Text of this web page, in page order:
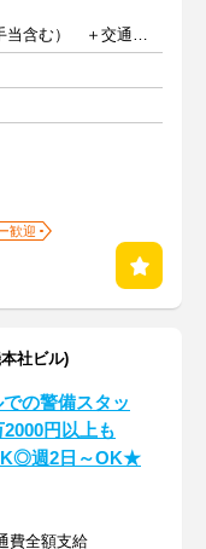
時給1625円以上（深夜手当含む） ＋交通費支給
歓迎
社ビル)
での警備スタッ
円以上も
週2日～OK★
費全額支給